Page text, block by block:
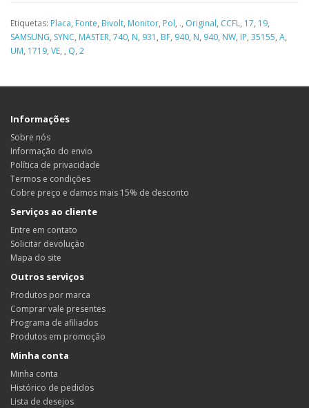
Etiquetas: Placa, Fonte, Bivolt, Monitor, Pol, ., Original, CCFL, 17, 19,
SAMSUNG, SYNC, MASTER, 740, N, 931 , BF, 940, N, 940, NW, IP, 35155, A,
UM, 1719, VE, , Q, 2
Informações
Sobre nós
Informação do envio
Política de privacidade
Termos e condições
Cobre preço e damos mais 15% de desconto
Serviços ao cliente
Entre em contato
Solicitar devolução
Mapa do site
Outros serviços
Produtos por marca
Comprar vale presentes
Programa de afiliados
Produtos em promoção
Minha conta
Minha conta
Histórico de pedidos
Lista de desejos